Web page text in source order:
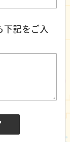
下記をご入